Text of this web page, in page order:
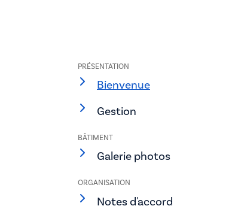
PRÉSENTATION
Bienvenue
Gestion
BÂTIMENT
Galerie photos
ORGANISATION
Notes d'accord